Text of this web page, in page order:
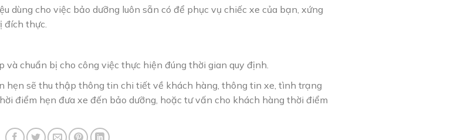
dùng cho việc bảo dưỡng luôn sẵn có để phục vụ chiếc xe của bạn, xứng
đích thực.
chuẩn bị cho công việc thực hiện đúng thời gian quy định.
hẹn sẽ thu thập thông tin chi tiết về khách hàng, thông tin xe, tình trạng
điểm hẹn đưa xe đến bảo dưỡng, hoặc tư vấn cho khách hàng thời điểm